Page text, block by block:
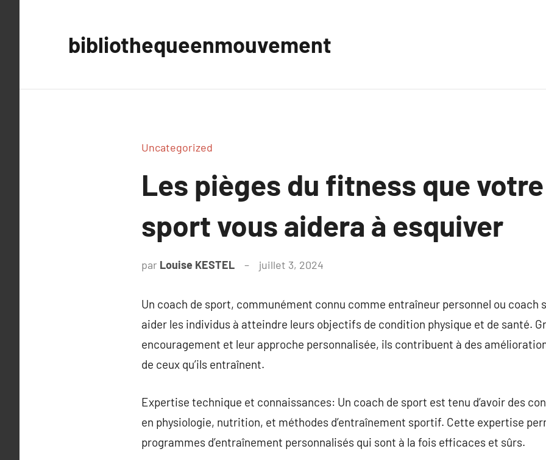
bibliothequeenmouvement
Uncategorized
Les pièges du fitness que
sport vous aidera à esquiver
par Louise KESTEL juillet 3, 2024
Un coach de sport, communément connu comme entraîneur personnel ou
aider les individus à atteindre leurs objectifs de condition physique et de santé.
encouragement et leur approche personnalisée, ils contribuent à des
de ceux qu’ils entraînent.
Expertise technique et connaissances: Un coach de sport est tenu d’avoir des
en physiologie, nutrition, et méthodes d’entraînement sportif. Cette expertise
programmes d’entraînement personnalisés qui sont à la fois efficaces et sûrs.